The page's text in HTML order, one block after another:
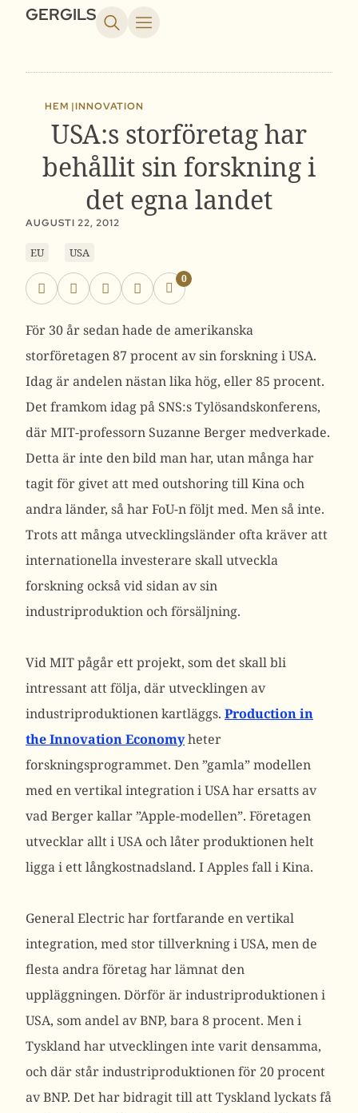
GERGILS
HEM |INNOVATION
USA:s storföretag har
behållit sin forskning i
det egna landet
AUGUSTI 22, 2012
EU USA
0
För 30 år sedan hade de amerikanska
storföretagen 87 procent av sin forskning i USA.
Idag är andelen nästan lika hög, eller 85 procent.
Det framkom idag på SNS:s Tylösandskonferens,
där MIT-professorn Suzanne Berger medverkade.
Detta är inte den bild man har, utan många har
tagit för givet att med outshoring till Kina och
andra länder, så har FoU-n följt med. Men så inte.
Trots att många utvecklingsländer ofta kräver att
internationella investerare skall utveckla
forskning också vid sidan av sin
industriproduktion och försäljning.
Vid MIT pågår ett projekt, som det skall bli
intressant att följa, där utvecklingen av
industriproduktionen kartläggs. Production in
the Innovation Economyheter
forskningsprogrammet. Den ”gamla” modellen
med en vertikal integration i USA har ersatts av
vad Berger kallar ”Apple-modellen”. Företagen
utvecklar allt i USA och låter produktionen helt
ligga i ett långkostnadsland. I Apples fall i Kina.
General Electric har fortfarande en vertikal
integration, med stor tillverkning i USA, men de
flesta andra företag har lämnat den
uppläggningen. Dörför är industriproduktionen i
USA, som andel av BNP, bara 8 procent. Men i
Tyskland har utvecklingen inte varit densamma,
och där står industriproduktionen för 20 procent
av BNP. Det har bidragit till att Tyskland lyckats få